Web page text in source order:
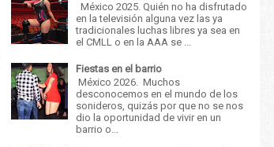
México 2025. Quién no ha disfrutado
en la televisión alguna vez las ya
tradicionales luchas libres ya sea en
el CMLL o en la AAA se ...
Fiestas en el barrio
México 2026. Muchos
desconocemos en el mundo de los
sonideros, quizás por que no se nos
dio la oportunidad de vivir en un
barrio o...